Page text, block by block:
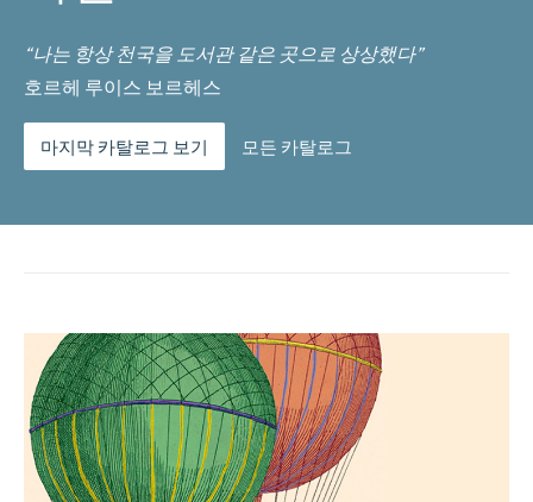
“나는 항상 천국을 도서관 같은 곳으로 상상했다”
호르헤 루이스 보르헤스
마지막 카탈로그 보기 모든 카탈로그